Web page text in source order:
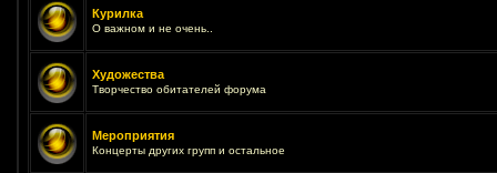
Курилка
О важном и не очень..
Художества
Творчество обитателей форума
Мероприятия
Концерты других групп и остальное